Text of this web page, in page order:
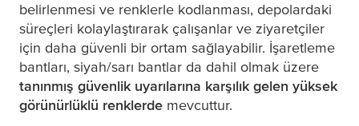
belirlenmesi ve renklerle kodlanması, depolardaki
süreçleri kolaylaştırarak çalışanlar ve ziyaretçiler
için daha güvenli bir ortam sağlayabilir. İşaretleme
bantları, siyah/sarı bantlar da dahil olmak üzere
tanınmış güvenlik uyarılarına karşılık gelen yüksek
görünürlüklü renklerde mevcuttur.